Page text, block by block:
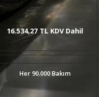
16.534,27 TL KDV Dahil
Her 90.000 Bakım